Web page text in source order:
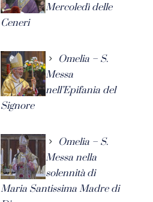
Mercoledì delle
Ceneri
Omelia – S.
Messa
nell’Epifania del
Signore
Omelia – S.
Messa nella
solennità di
Maria Santissima Madre di